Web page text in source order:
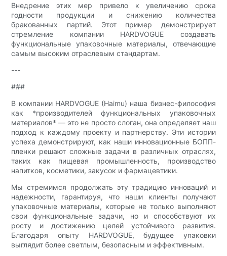
Внедрение этих мер привело к увеличению срока
годности продукции и снижению количества
бракованных партий. Этот пример демонстрирует
стремление компании HARDVOGUE создавать
функциональные упаковочные материалы, отвечающие
самым высоким отраслевым стандартам.
---
###
В компании HARDVOGUE (Haimu) наша бизнес-философия
как *производителей функциональных упаковочных
материалов* — это не просто слоган, она определяет наш
подход к каждому проекту и партнерству. Эти истории
успеха демонстрируют, как наши инновационные БОПП-
пленки решают сложные задачи в различных отраслях,
таких как пищевая промышленность, производство
напитков, косметики, закусок и фармацевтики.
Мы стремимся продолжать эту традицию инноваций и
надежности, гарантируя, что наши клиенты получают
упаковочные материалы, которые не только выполняют
свои функциональные задачи, но и способствуют их
росту и достижению целей устойчивого развития.
Благодаря опыту HARDVOGUE, будущее упаковки
выглядит более светлым, безопасным и эффективным.